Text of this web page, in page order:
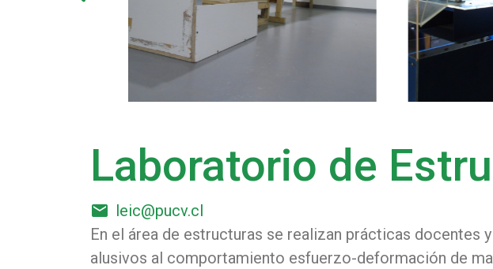
Laboratorio de
email leic@pucv.cl
En el área de estructuras se realizan prácticas
alusivos al comportamiento esfuerzo-deformación de